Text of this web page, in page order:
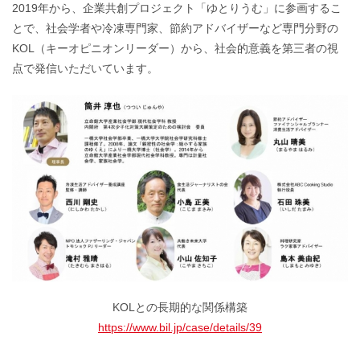
2019年から、企業共創プロジェクト「ゆとりうむ」に参画するこ
とで、社会学者や冷凍専門家、節約アドバイザーなど専門分野の
KOL（キーオピニオンリーダー）から、社会的意義を第三者の視
点で発信いただいています。
KOLとの長期的な関係構築
https://www.bil.jp/case/details/39